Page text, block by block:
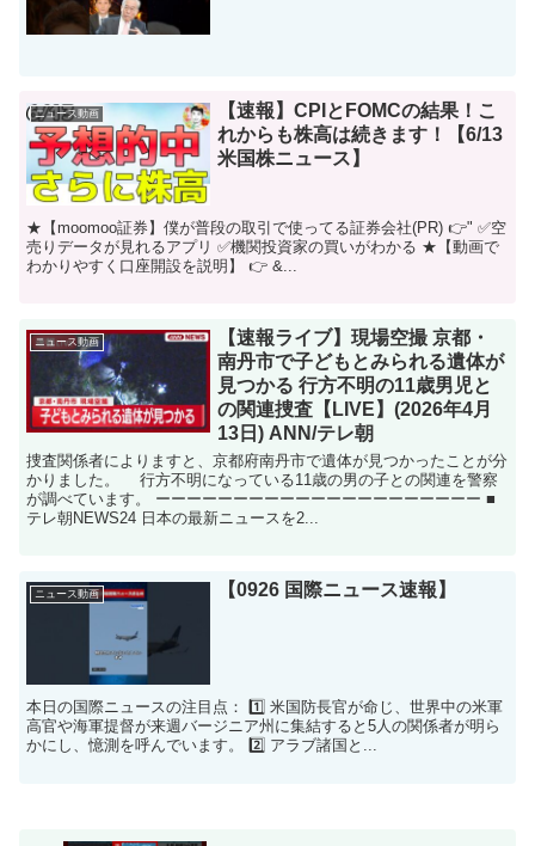
ニュース動画
【速報】CPIとFOMCの結果！こ
れからも株高は続きます！【6/13
米国株ニュース】
★【moomoo証券】僕が普段の取引で使ってる証券会社(PR) 👉" ✅空
売りデータが見れるアプリ ✅機関投資家の買いがわかる ★【動画で
わかりやすく口座開設を説明】 👉 &...
ニュース動画
【速報ライブ】現場空撮 京都・
南丹市で子どもとみられる遺体が
見つかる 行方不明の11歳男児と
の関連捜査【LIVE】(2026年4月
13日) ANN/テレ朝
捜査関係者によりますと、京都府南丹市で遺体が見つかったことが分
かりました。 行方不明になっている11歳の男の子との関連を警察
が調べています。 ーーーーーーーーーーーーーーーーーーーーー ■
テレ朝NEWS24 日本の最新ニュースを2...
ニュース動画 【0926 国際ニュース速報】
本日の国際ニュースの注目点： 1️⃣ 米国防長官が命じ、世界中の米軍
高官や海軍提督が来週バージニア州に集結すると5人の関係者が明ら
かにし、憶測を呼んでいます。 2️⃣ アラブ諸国と...